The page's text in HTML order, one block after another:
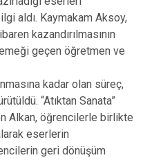
aldı. Kaymakam Aksoy,
kazandırılmasının
geçen öğretmen ve
kadar olan süreç,
“Atıktan Sanata”
Alkan, öğrencilerle birlikte
eserlerin
geri dönüşüm